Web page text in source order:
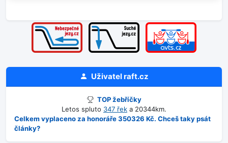
Uživatelraft.cz
TOP žebříčky
Letos spluto 347 řek a 20344km.
Celkem vyplaceno za honoráře 350326 Kč. Chceš taky psát
články?